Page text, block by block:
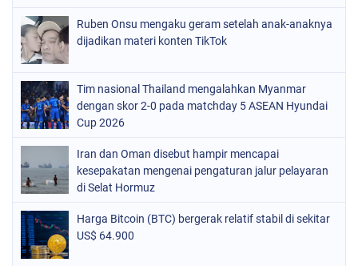
Ruben Onsu mengaku geram setelah anak-anaknya
dijadikan materi konten TikTok
Tim nasional Thailand mengalahkan Myanmar
dengan skor 2-0 pada matchday 5 ASEAN Hyundai
Cup 2026
Iran dan Oman disebut hampir mencapai
kesepakatan mengenai pengaturan jalur pelayaran
di Selat Hormuz
Harga Bitcoin (BTC) bergerak relatif stabil di sekitar
US$ 64.900